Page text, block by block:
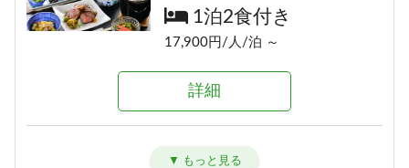
1泊2食付き
17,900円/人/泊 ～
詳細